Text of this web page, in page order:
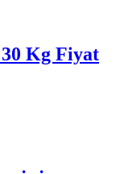
Kg Fiyat